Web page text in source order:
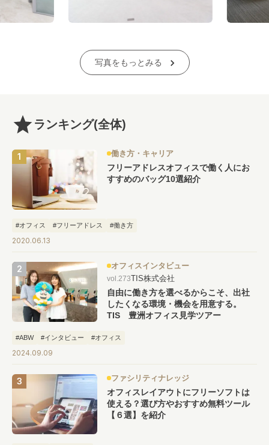
写真をもっとみる
ランキング(全体)
働き方・キャリア
フリーアドレスオフィスで働く人にお
すすめのバッグ10選紹介
#オフィス #フリーアドレス #働き方
2020.06.13
オフィスインタビュー
vol.273TIS株式会社
自由に働き方を選べるからこそ、出社
したくなる環境・機会を用意する。
TIS 豊洲オフィス見学ツアー
#ABW #インタビュー #オフィス
2024.09.09
ファシリティナレッジ
オフィスレイアウトにフリーソフトは
使える？選び方やおすすめ無料ツール
【６選】を紹介